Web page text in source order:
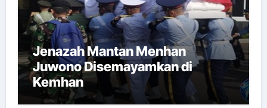
Jenazah Mantan Menhan
Juwono Disemayamkan di
Kemhan